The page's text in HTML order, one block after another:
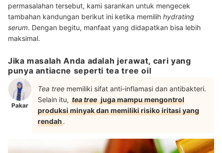
permasalahan tersebut, kami sarankan untuk mengecek
tambahan kandungan berikut ini ketika memilih hydrating
serum. Dengan begitu, manfaat yang didapatkan bisa lebih
maksimal.
Jika masalah Anda adalah jerawat, cari yang
punya antiacne seperti tea tree oil
Pakar
Tea tree memiliki sifat anti-inflamasi dan antibakteri.
Selain itu, tea tree juga mampu mengontrol
produksi minyak dan memiliki risiko iritasi yang
rendah.